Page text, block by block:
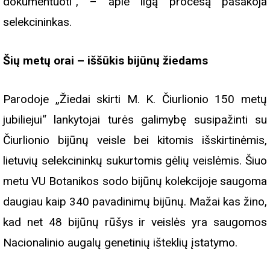
selekcininkas.
Šių metų orai – iššūkis bijūnų žiedams
Parodoje „Žiedai skirti M. K. Čiurlionio 150 metų
jubiliejui“ lankytojai turės galimybę susipažinti su
Čiurlionio bijūnų veisle bei kitomis išskirtinėmis,
lietuvių selekcininkų sukurtomis gėlių veislėmis. Šiuo
metu VU Botanikos sodo bijūnų kolekcijoje saugoma
daugiau kaip 340 pavadinimų bijūnų. Mažai kas žino,
kad net 48 bijūnų rūšys ir veislės yra saugomos
Nacionalinio augalų genetinių išteklių įstatymo.